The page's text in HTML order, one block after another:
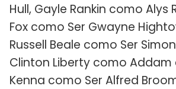
Hull, Gayle Rankin como Alys
Fox como Ser Gwayne
Russell Beale como Ser
Clinton Liberty como Addam
Kenna como Ser Alfred